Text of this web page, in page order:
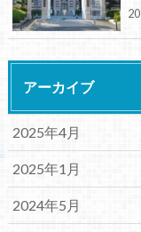
アーカイブ
2025年4月
2025年1月
2024年5月